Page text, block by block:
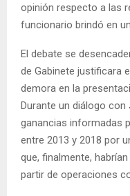
opinión respecto a las
funcionario brindó en
El debate se
de Gabinete justificara
demora en la
Durante un diálogo con
ganancias informadas
entre 2013 y 2018 por
que, finalmente,
partir de operaciones